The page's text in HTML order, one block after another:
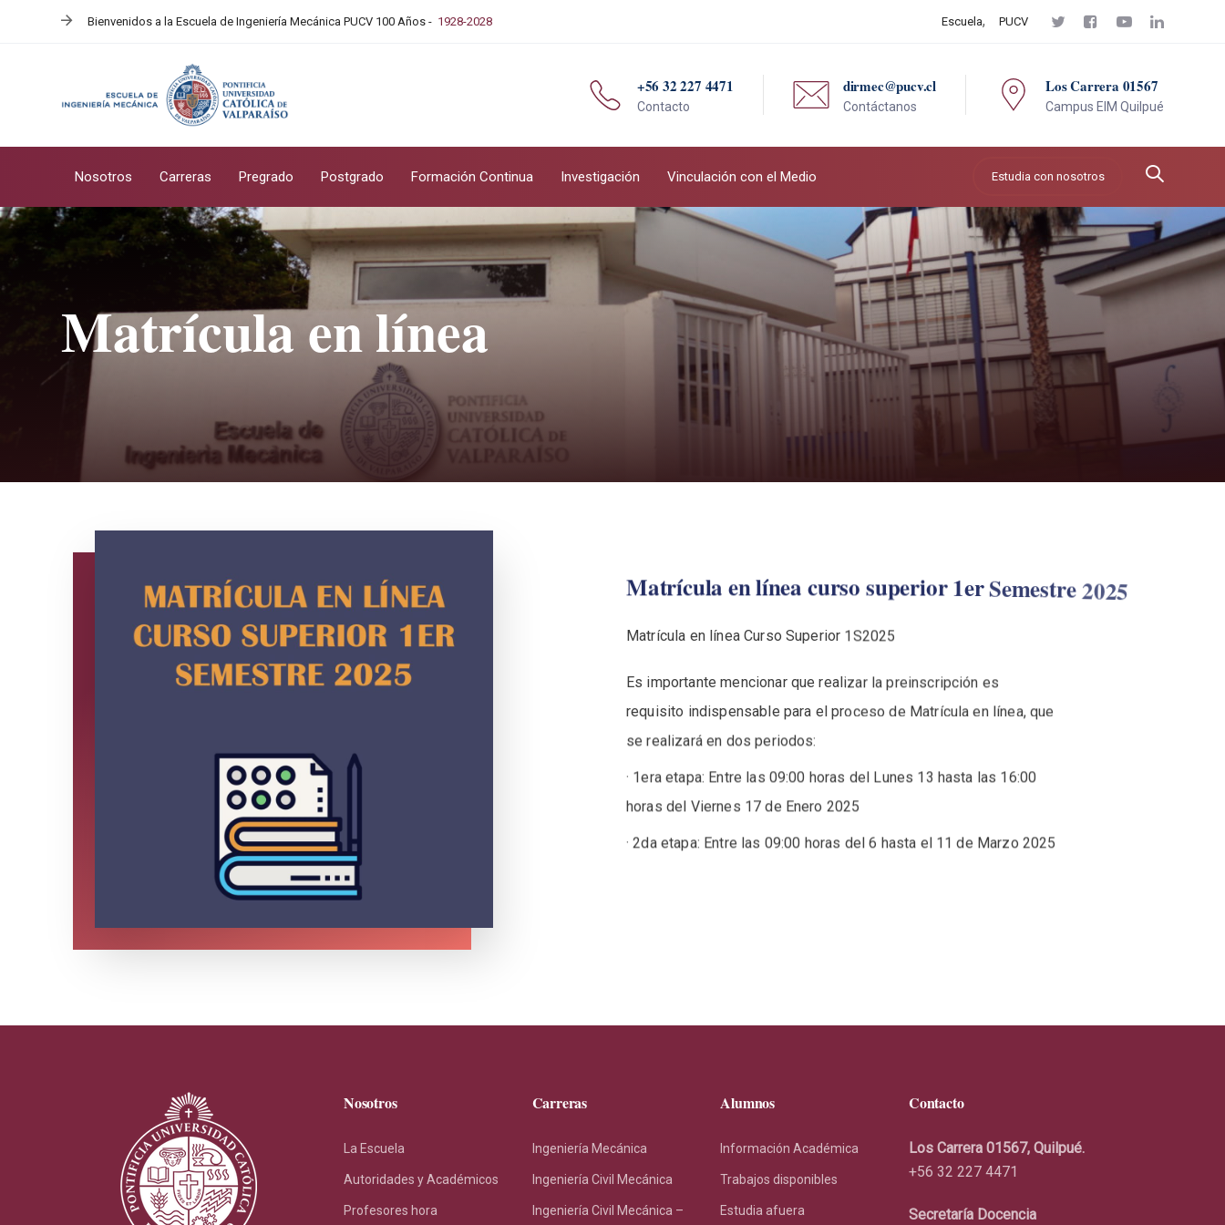
content
Bienvenidos a la Escuela de Ingeniería Mecánica PUCV 100 Años - 1928-2028 Escuela PUCV
+56 32 227 4471
Contacto
dirmec@pucv.cl
Contáctanos
Los Carrera 01567
Campus EIM Quilpué
Nosotros Carreras Pregrado Postgrado Formación Continua Investigación Vinculación con el Medio Estudia con nosotros
Matrícula en línea
Matrículaenlíneacursosuperior1erSemestre2025
Matrícula en línea Curso Superior 1S2025
Es importante mencionar que realizar la preinscripción es
requisito indispensable para el proceso de Matrícula en línea, que
se realizará en dos periodos:
· 1era etapa: Entre las 09:00 horas del Lunes 13 hasta las 16:00
horas del Viernes 17 de Enero 2025
· 2da etapa: Entre las 09:00 horas del 6 hasta el 11 de Marzo 2025
Nosotros
La Escuela
Autoridades y Académicos
Profesores hora
Carreras
Ingeniería Mecánica
Ingeniería Civil Mecánica
Ingeniería Civil Mecánica –
Alumnos
Información Académica
Trabajos disponibles
Estudia afuera
Contacto
Los Carrera 01567, Quilpué.
+56 32 227 4471
Secretaría Docencia